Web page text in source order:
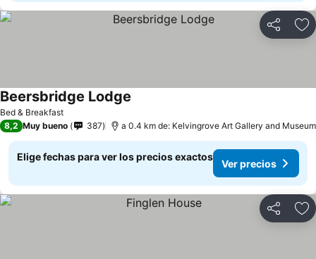
Compartir
Bed & Breakfast
Beersbridge Lodge
8,2 Muy bueno 387 a 0.4 km de: Kelvingrove Art Gallery and Museum
Elige fechas para ver los precios exactos
Ver precios
Compartir